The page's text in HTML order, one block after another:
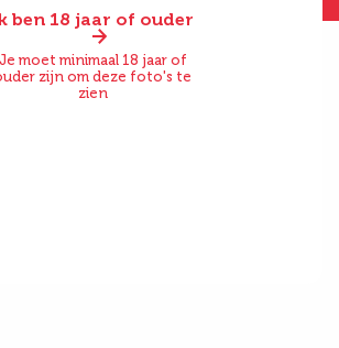
ben 18 jaar of ouder
Je moet minimaal 18 jaar of
zijn om deze foto's te
zien